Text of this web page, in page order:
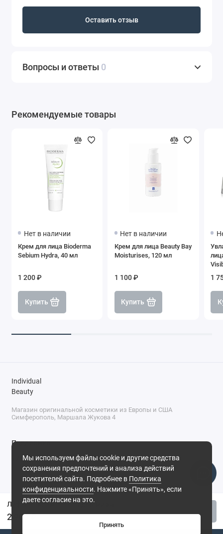
2 900 ₽
Оставить отзыв
Вопросы и ответы 0
Рекомендуемые товары
Нет в наличии
Крем для лица Bioderma
Sebium Hydra, 40 мл
1 200 ₽
Купить
Нет в наличии
Крем для лица Beauty Bay
Moisturises, 120 мл
1 100 ₽
Купить
75
1
Мы используем файлы cookie и другие средства
сохранения предпочтений и анализа действий
посетителей сайта. Подробнее в Политика
конфиденциальности. Нажмите «Принять», если
даете согласие на это.
Принять
Individual
Beauty
Магазин оригинальной косметики из Европы и США
Симферополь, Маршала Жукова 4
Поддержка
+7 (978) 586-46-46
ПН-ПТ: 9:00 - 18:00
Суббота: 9:00 - 17:00
Воскресенье: выходной
Симферополь, ул. Маршала Жукова, 4